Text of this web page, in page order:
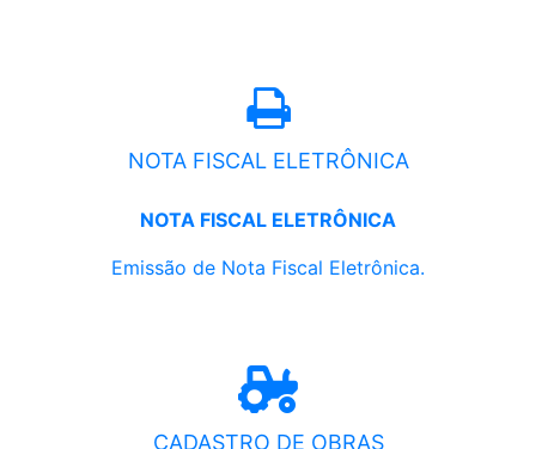
NOTA FISCAL ELETRÔNICA
NOTA FISCAL ELETRÔNICA
Emissão de Nota Fiscal Eletrônica.
CADASTRO DE OBRAS